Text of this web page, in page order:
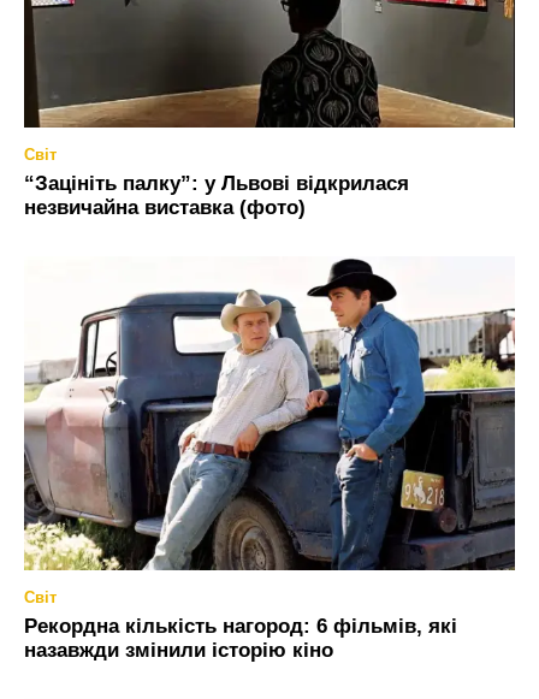
Світ
“Зацініть палку”: у Львові відкрилася
незвичайна виставка (фото)
Світ
Рекордна кількість нагород: 6 фільмів, які
назавжди змінили історію кіно